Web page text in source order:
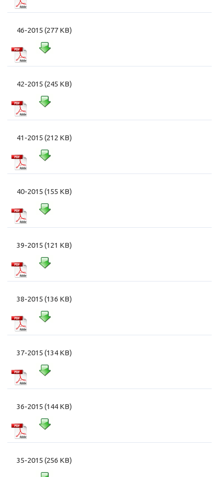
46-2015 (277 KB)
42-2015 (245 KB)
41-2015 (212 KB)
40-2015 (155 KB)
39-2015 (121 KB)
38-2015 (136 KB)
37-2015 (134 KB)
36-2015 (144 KB)
35-2015 (256 KB)